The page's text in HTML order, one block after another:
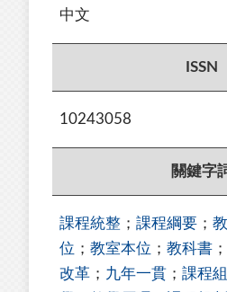
中文
ISSN
10243058
關鍵字
課程統整 ； 課程綱要 ；
位 ； 教室本位 ； 教科書 ；
改革 ； 九年一貫 ； 課程